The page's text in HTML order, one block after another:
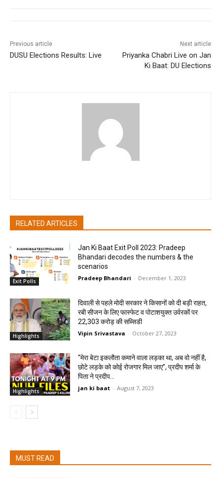
Previous article
DUSU Elections Results: Live
Next article
Priyanka Chabri Live on Jan
Ki Baat: DU Elections
RELATED ARTICLES
Exit Polls
Jan Ki Baat Exit Poll 2023: Pradeep
Bhandari decodes the numbers & the
scenarios
Pradeep Bhandari - December 1, 2023
Highlights
दिवाली से पहले मोदी सरकार ने किसानों को दी बड़ी राहत,
रबी सीजन के लिए फास्फेट व पोटाशयुक्त उर्वरकों पर
22,303 करोड़ की सब्सिडी
Vipin Srivastava - October 27, 2023
Highlights
“मेरा बेटा इकलौता कमाने वाला लड़का था, अब वो नहीं है,
छोटे लड़के को कोई रोजगार मिल जाए”, प्रदीप शर्मा के
पिता ने प्रदीप...
jan ki baat - August 7, 2023
MUST READ